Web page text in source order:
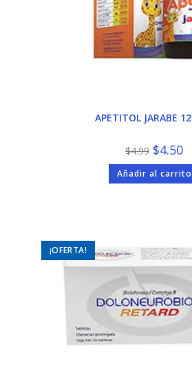
APETITOL JARABE
$4.99 El
precio
original
era:
$4.99.
$4.50El
es:
Añadir al carrito
¡OFERTA!